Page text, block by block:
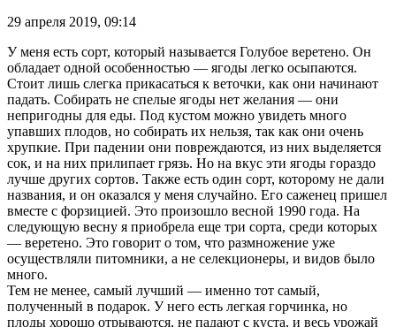
29 апреля 2019, 09:14
У меня есть сорт, который называется Голубое веретено. Он
обладает одной особенностью — ягоды легко осыпаются.
Стоит лишь слегка прикасаться к веточки, как они начинают
падать. Собирать не спелые ягоды нет желания — они
непригодны для еды. Под кустом можно увидеть много
упавших плодов, но собирать их нельзя, так как они очень
хрупкие. При падении они повреждаются, из них выделяется
сок, и на них прилипает грязь. Но на вкус эти ягоды гораздо
лучше других сортов. Также есть один сорт, которому не дали
названия, и он оказался у меня случайно. Его саженец пришел
вместе с форзицией. Это произошло весной 1990 года. На
следующую весну я приобрела еще три сорта, среди которых
— веретено. Это говорит о том, что размножение уже
осуществляли питомники, а не селекционеры, и видов было
много.
Тем не менее, самый лучший — именно тот самый,
полученный в подарок. У него есть легкая горчинка, но
плоды хорошо отрываются, не падают с куста, и весь урожай